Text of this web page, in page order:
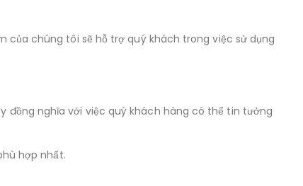
chúng tôi sẽ hỗ trợ quý khách trong việc sử dụng
đồng nghĩa với việc quý khách hàng có thể tin tưởng
hợp nhất.